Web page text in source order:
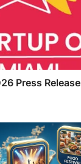
Press Release